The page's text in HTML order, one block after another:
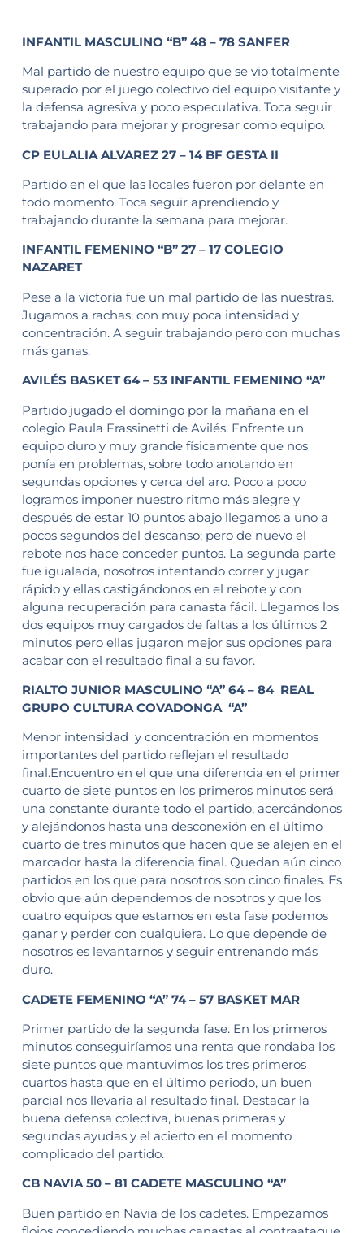
INFANTIL MASCULINO “B” 48 – 78 SANFER
Mal partido de nuestro equipo que se vio totalmente
superado por el juego colectivo del equipo visitante y
la defensa agresiva y poco especulativa. Toca seguir
trabajando para mejorar y progresar como equipo.
CP EULALIA ALVAREZ 27 – 14 BF GESTA II
Partido en el que las locales fueron por delante en
todo momento. Toca seguir aprendiendo y
trabajando durante la semana para mejorar.
INFANTIL FEMENINO “B” 27 – 17 COLEGIO
NAZARET
Pese a la victoria fue un mal partido de las nuestras.
Jugamos a rachas, con muy poca intensidad y
concentración. A seguir trabajando pero con muchas
más ganas.
AVILÉS BASKET 64 – 53 INFANTIL FEMENINO “A”
Partido jugado el domingo por la mañana en el
colegio Paula Frassinetti de Avilés. Enfrente un
equipo duro y muy grande físicamente que nos
ponía en problemas, sobre todo anotando en
segundas opciones y cerca del aro. Poco a poco
logramos imponer nuestro ritmo más alegre y
después de estar 10 puntos abajo llegamos a uno a
pocos segundos del descanso; pero de nuevo el
rebote nos hace conceder puntos. La segunda parte
fue igualada, nosotros intentando correr y jugar
rápido y ellas castigándonos en el rebote y con
alguna recuperación para canasta fácil. Llegamos los
dos equipos muy cargados de faltas a los últimos 2
minutos pero ellas jugaron mejor sus opciones para
acabar con el resultado final a su favor.
RIALTO JUNIOR MASCULINO “A” 64 – 84 REAL
GRUPO CULTURA COVADONGA “A”
Menor intensidad y concentración en momentos
importantes del partido reflejan el resultado
final.Encuentro en el que una diferencia en el primer
cuarto de siete puntos en los primeros minutos será
una constante durante todo el partido, acercándonos
y alejándonos hasta una desconexión en el último
cuarto de tres minutos que hacen que se alejen en el
marcador hasta la diferencia final. Quedan aún cinco
partidos en los que para nosotros son cinco finales. Es
obvio que aún dependemos de nosotros y que los
cuatro equipos que estamos en esta fase podemos
ganar y perder con cualquiera. Lo que depende de
nosotros es levantarnos y seguir entrenando más
duro.
CADETE FEMENINO “A” 74 – 57 BASKET MAR
Primer partido de la segunda fase. En los primeros
minutos conseguiríamos una renta que rondaba los
siete puntos que mantuvimos los tres primeros
cuartos hasta que en el último periodo, un buen
parcial nos llevaría al resultado final. Destacar la
buena defensa colectiva, buenas primeras y
segundas ayudas y el acierto en el momento
complicado del partido.
CB NAVIA 50 – 81 CADETE MASCULINO “A”
Buen partido en Navia de los cadetes. Empezamos